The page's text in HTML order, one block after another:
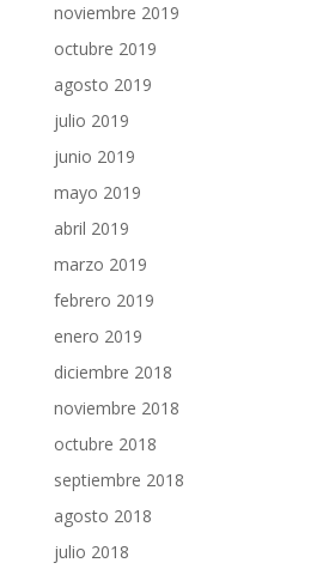
noviembre 2019
octubre 2019
agosto 2019
julio 2019
junio 2019
mayo 2019
abril 2019
marzo 2019
febrero 2019
enero 2019
diciembre 2018
noviembre 2018
octubre 2018
septiembre 2018
agosto 2018
julio 2018